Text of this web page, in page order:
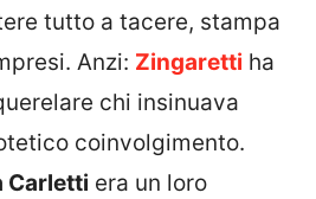
tutto a tacere, stampa
Anzi: Zingaretti ha
chi insinuava
coinvolgimento.
Carletti era un loro